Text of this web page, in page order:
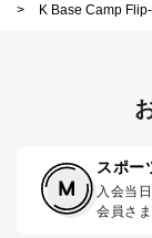
>
K Base Camp
スポー
入会当
会員さ